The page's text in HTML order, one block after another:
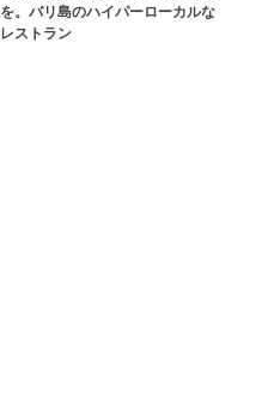
を。バリ島のハイパーローカルな
レストラン